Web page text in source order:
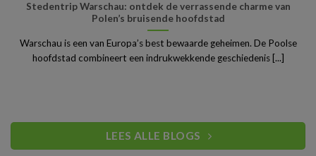
Stedentrip Warschau: ontdek de verrassende charme van
Polen’s bruisende hoofdstad
Warschau is een van Europa’s best bewaarde geheimen. De Poolse
hoofdstad combineert een indrukwekkende geschiedenis [...]
LEES ALLE BLOGS